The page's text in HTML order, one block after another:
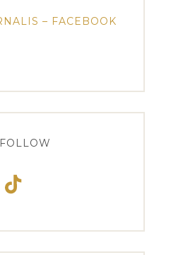
– FACEBOOK
FOLLOW
TikTok